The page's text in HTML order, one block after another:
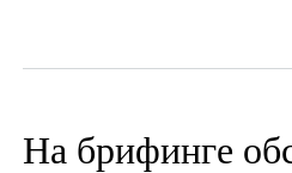
На брифинге